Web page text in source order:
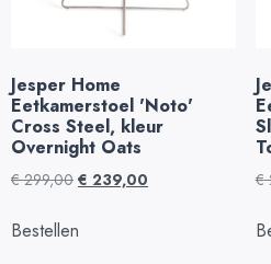
Jesper Home
Eetkamerstoel 'Noto'
Cross Steel, kleur
Overnight Oats
€299,00 € 239,00
Bestellen
€